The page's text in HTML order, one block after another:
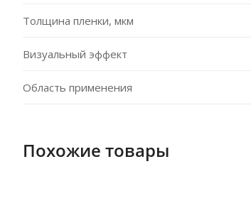
Толщина пленки, мкм
Визуальный эффект
Область применения
Похожие товары